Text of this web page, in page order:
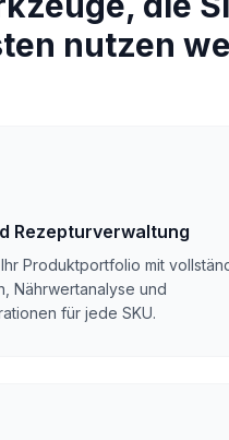
nutzen
Rezepturverwaltung
Produktportfolio mit
Nährwertanalyse und
für jede SKU.